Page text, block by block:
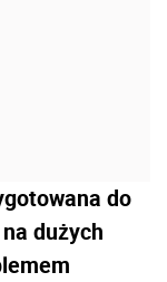
do
dużych